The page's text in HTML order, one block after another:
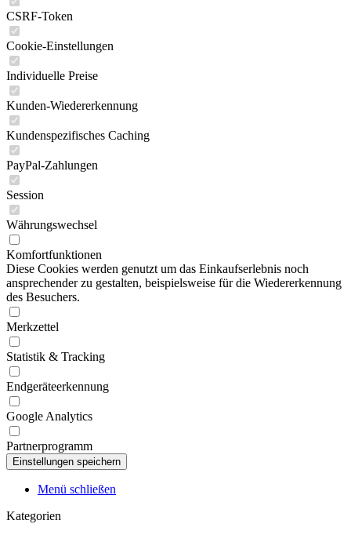
CSRF-Token
Cookie-Einstellungen
Individuelle Preise
Kunden-Wiedererkennung
Kundenspezifisches Caching
PayPal-Zahlungen
Session
Währungswechsel
Komfortfunktionen
Diese Cookies werden genutzt um das Einkaufserlebnis noch
ansprechender zu gestalten, beispielsweise für die Wiedererkennung
des Besuchers.
Merkzettel
Statistik & Tracking
Endgeräteerkennung
Google Analytics
Partnerprogramm
Menü schließen
Kategorien